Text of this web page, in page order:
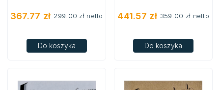
367.77 zł 299.00 zł netto
Do koszyka
441.57 zł 359.00 zł netto
Do koszyka